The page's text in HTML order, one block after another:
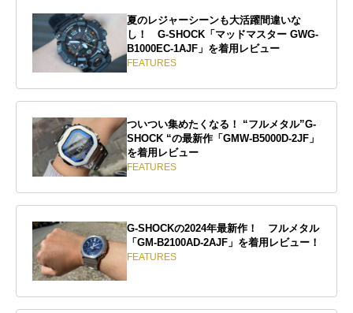
夏のレジャーシーンも大活躍間違いな
し！ G-SHOCK「マッドマスター GWG-
B1000EC-1AJF」を着用レビュー
FEATURES
ついつい集めたくなる！ “フルメタル”G-
SHOCK “の最新作「GMW-B5000D-2JF」
を着用レビュー
FEATURES
G-SHOCKの2024年最新作！ フルメタル
「GM-B2100AD-2AJF」を着用レビュー！
FEATURES